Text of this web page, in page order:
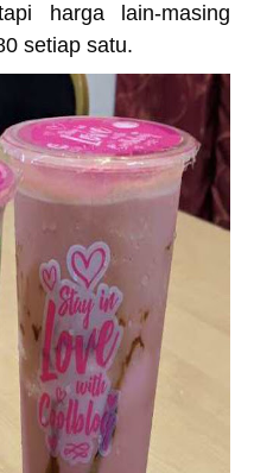
harga lain-masing
setiap satu.